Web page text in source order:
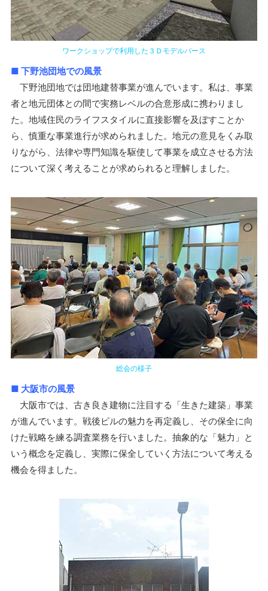
ワークショップで利用した３Ｄモデルパース
■ 下野池団地での風景
下野池団地では団地建替事業が進んでいます。私は、事業
者と地元団体との間で実務レベルの合意形成に携わりまし
た。地域住民のライフスタイルに直接影響を及ぼすことか
ら、慎重な事業進行が求められました。地元の意見をくみ取
りながら、法律や専門知識を駆使して事業を成立させる方法
について深く考えることが求められると理解しました。
総会の様子
■ 大阪市の風景
大阪市では、古き良き建物に注目する「生きた建築」事業
が進んでいます。戦後ビルの魅力を再定義し、その保全に向
けた戦略を練る調査業務を行いました。抽象的な「魅力」と
いう概念を定義し、実際に保全していく方法について考える
機会を得ました。